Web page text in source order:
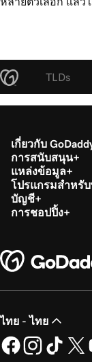
TLDs
เกี่ยวกับ
การสนับสนุน
แหล่งข้อมูล
โปรแกรมสำหรั
บัญชี
การชอปปิ้ง
ไทย - ไทย